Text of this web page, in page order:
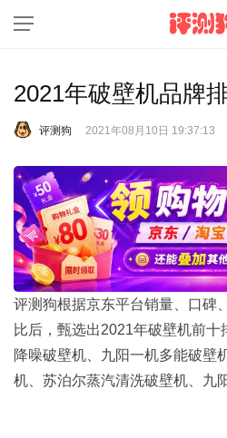
2021年破壁机品牌
评测狗 2021年08月10日 19:37:13
评测狗根据京东平台销量、口碑
比后，甄选出2021年破壁机前
降噪破壁机、九阳一机多能破壁
机、苏泊尔蒸汽清洗破壁机、九